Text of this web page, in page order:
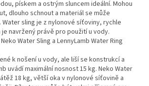
pískem a ostrým sluncem ideální. Mohou
dlouho schnout a materiál se může
Water sling je z nylonové síťoviny, rychle
navržený právě pro použití u vody.
Water Sling a LennyLamb Water Ring
k nošení u vody, ale liší se konstrukcí a
uvádí maximální nosnost 15 kg. Neko Water
18 kg, větší oka v nylonové síťovině a